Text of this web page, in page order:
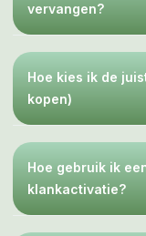
vervangen?
Hoe kies ik de
kopen)
Hoe gebruik ik
klankactivatie?